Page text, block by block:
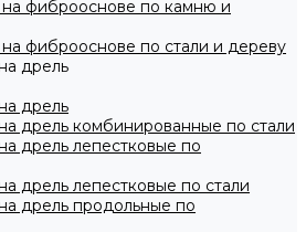
фиброоснове по камню и
фиброоснове по стали и дереву
дрель
дрель
дрель комбинированные по стали
дрель лепестковые по
дрель лепестковые по стали
дрель продольные по